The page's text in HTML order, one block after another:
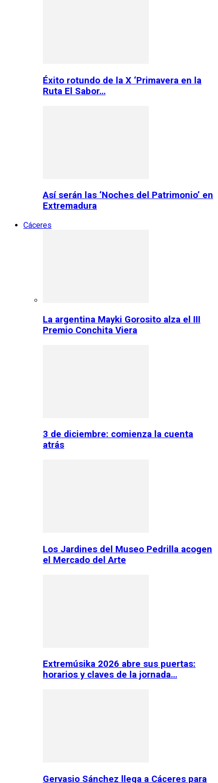
Éxito rotundo de la X ‘Primavera en la
Ruta El Sabor…
Así serán las ‘Noches del Patrimonio’ en
Extremadura
Cáceres
La argentina Mayki Gorosito alza el III
Premio Conchita Viera
3 de diciembre: comienza la cuenta
atrás
Los Jardines del Museo Pedrilla acogen
el Mercado del Arte
Extremúsika 2026 abre sus puertas:
horarios y claves de la jornada…
Gervasio Sánchez llega a Cáceres para